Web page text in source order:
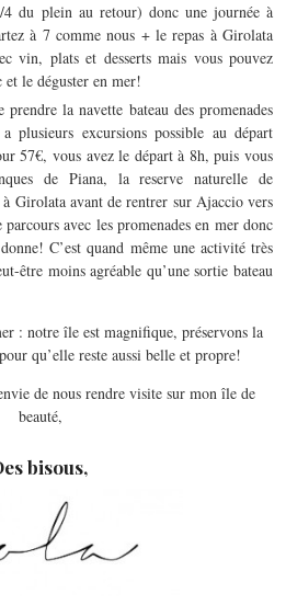
du plein au retour) donc une journée à
à 7 comme nous + le repas à Girolata
vin, plats et desserts mais vous pouvez
le déguster en mer!
la navette bateau des promenades
excursions possible au départ
57€, vous avez le départ à 8h, puis vous
de Piana, la reserve naturelle de
Girolata avant de rentrer sur Ajaccio vers
parcours avec les promenades en mer donc
C’est quand même une activité très
être moins agréable qu’une sortie bateau
: notre île est magnifique, préservons la
qu’elle reste aussi belle et propre!
de nous rendre visite sur mon île de
beauté,
bisous,